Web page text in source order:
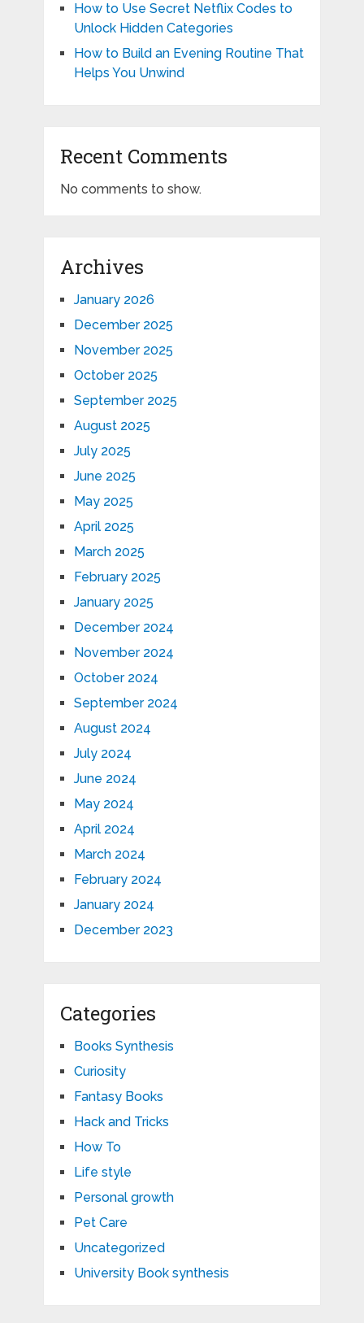
How to Use Secret Netflix Codes to
Unlock Hidden Categories
How to Build an Evening Routine That
Helps You Unwind
Recent Comments
No comments to show.
Archives
January 2026
December 2025
November 2025
October 2025
September 2025
August 2025
July 2025
June 2025
May 2025
April 2025
March 2025
February 2025
January 2025
December 2024
November 2024
October 2024
September 2024
August 2024
July 2024
June 2024
May 2024
April 2024
March 2024
February 2024
January 2024
December 2023
Categories
Books Synthesis
Curiosity
Fantasy Books
Hack and Tricks
How To
Life style
Personal growth
Pet Care
Uncategorized
University Book synthesis